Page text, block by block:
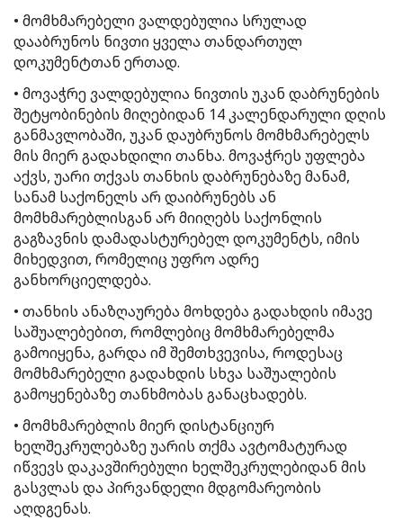
• მომხმარებელი ვალდებულია სრულად
დააბრუნოს ნივთი ყველა თანდართულ
დოკუმენტთან ერთად.
• მოვაჭრე ვალდებულია ნივთის უკან დაბრუნების
შეტყობინების მიღებიდან 14 კალენდარული დღის
განმავლობაში, უკან დაუბრუნოს მომხმარებელს
მის მიერ გადახდილი თანხა. მოვაჭრეს უფლება
აქვს, უარი თქვას თანხის დაბრუნებაზე მანამ,
სანამ საქონელს არ დაიბრუნებს ან
მომხმარებლისგან არ მიიღებს საქონლის
გაგზავნის დამადასტურებელ დოკუმენტს, იმის
მიხედვით, რომელიც უფრო ადრე
განხორციელდება.
• თანხის ანაზღაურება მოხდება გადახდის იმავე
საშუალებებით, რომლებიც მომხმარებელმა
გამოიყენა, გარდა იმ შემთხვევისა, როდესაც
მომხმარებელი გადახდის სხვა საშუალების
გამოყენებაზე თანხმობას განაცხადებს.
• მომხმარებლის მიერ დისტანციურ
ხელშეკრულებაზე უარის თქმა ავტომატურად
იწვევს დაკავშირებული ხელშეკრულებიდან მის
გასვლას და პირვანდელი მდგომარეობის
აღდგენას.